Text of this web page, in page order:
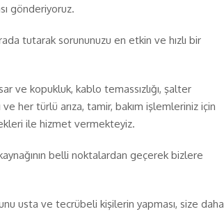
gönderiyoruz.
tutarak sorununuzu en etkin ve hızlı bir
ve kopukluk, kablo temassızlığı, şalter
ve her türlü arıza, tamir, bakım işlemleriniz için
ile hizmet vermekteyiz.
belli noktalardan geçerek bizlere
usta ve tecrübeli kişilerin yapması, size daha